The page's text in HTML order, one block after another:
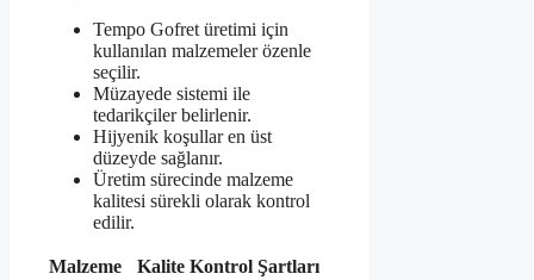
Tempo Gofret üretimi için
kullanılan malzemeler özenle
seçilir.
Müzayede sistemi ile
tedarikçiler belirlenir.
Hijyenik koşullar en üst
düzeyde sağlanır.
Üretim sürecinde malzeme
kalitesi sürekli olarak kontrol
edilir.
Malzeme Kalite Kontrol Şartları